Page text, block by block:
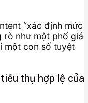
“xác định mức
rò như một phổ giá
một con số tuyệt
thụ hợp lệ của